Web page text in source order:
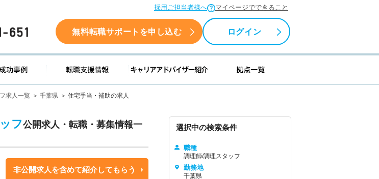
採用ご担当者様へ マイページでできること
0120-941-651 無料転職サポートを申し込む ログイン
転職成功事例 転職支援情報 キャリアアドバイザー紹介 拠点一覧
求人一覧 千葉県 住宅手当・補助の求人
フ公開求人・転職・募集情報一
非公開求人を含めて紹介してもらう
選択中の検索条件
職種
調理師/調理スタッフ
勤務地
千葉県